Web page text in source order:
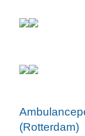
(Rotterdam)